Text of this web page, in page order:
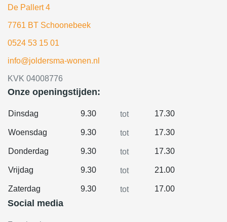
De Pallert 4
7761 BT Schoonebeek
0524 53 15 01
info@joldersma-wonen.nl
KVK 04008776
Onze openingstijden:
Dinsdag 9.30 tot 17.30
Woensdag 9.30 tot 17.30
Donderdag 9.30 tot 17.30
Vrijdag 9.30 tot 21.00
Zaterdag 9.30 tot 17.00
Social media